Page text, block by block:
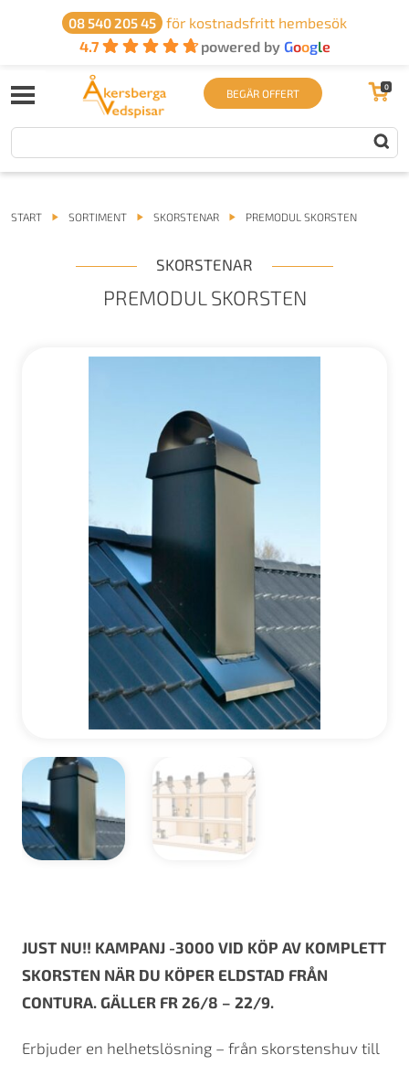
08 540 205 45
för kostnadsfritt hembesök
4.7
powered by Google
BEGÄR OFFERT 0
START SORTIMENT SKORSTENAR PREMODUL SKORSTEN
SKORSTENAR
PREMODUL SKORSTEN
JUST NU!! KAMPANJ -3000 VID KÖP AV KOMPLETT
SKORSTEN NÄR DU KÖPER ELDSTAD FRÅN
CONTURA. GÄLLER FR 26/8 – 22/9.
Erbjuder en helhetslösning – från skorstenshuv till